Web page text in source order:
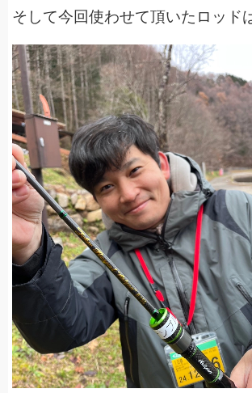
そして今回使わせて頂いたロッド